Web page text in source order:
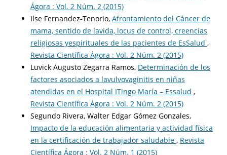
Ágora : Vol. 2 Núm. 2 (2015)
Ilse Fernandez-Tenorio, Afrontamiento del Cáncer de
mama, sentido de lavida, locus de control, creencias
religiosas yespirituales de las pacientes de EsSalud ,
Revista Científica Ágora : Vol. 2 Núm. 2 (2015)
Luvick Augusto Zegarra Ramos, Determinación de los
factores asociados a lavulvovaginitis en niñas
atendidas en el Hospital ITingo María – Essalud ,
Revista Científica Ágora : Vol. 2 Núm. 2 (2015)
Segundo Rivera, Walter Edgar Gómez Gonzales,
Impacto de la educación alimentaria y actividad física
en la certificación de trabajador saludable , Revista
Científica Ágora : Vol. 2 Núm. 1 (2015)